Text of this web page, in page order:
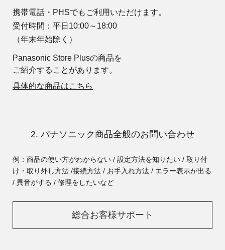
携帯電話・PHSでもご利用いただけます。
受付時間：平日10:00～18:00
（年末年始除く）
Panasonic Store Plusの商品を
ご紹介することがあります。
具体的な商品はこちら
2. パナソニック商品全般のお問い合わせ
例：商品の使い方がわからない / 設定方法を知りたい / 取り付
け・取り外し方法 /接続方法 / お手入れ方法 / エラー表示が出る
/ 異音がする / 修理をしたいなど
総合お客様サポート